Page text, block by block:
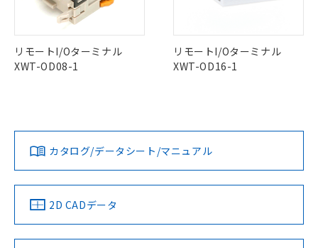
リモートI/Oターミナル
XWT-OD08-1
リモートI/Oターミナル
XWT-OD16-1
カタログ/データシート/マニュアル
2D CADデータ